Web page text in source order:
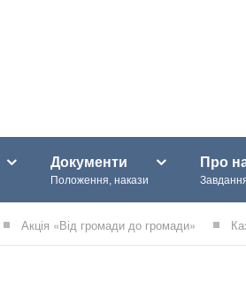
Документи
Положення, накази
Про
Акція «Від громади до громади»